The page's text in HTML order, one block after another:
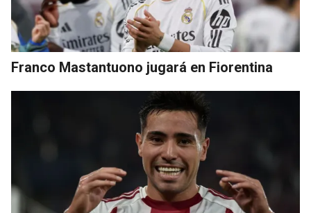
Franco Mastantuono jugará en Fiorentina